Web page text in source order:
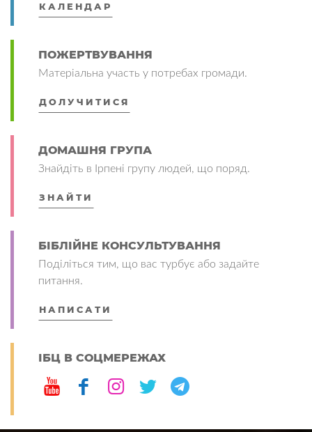
КАЛЕНДАР
ПОЖЕРТВУВАННЯ
Матеріальна участь у потребах громади.
ДОЛУЧИТИСЯ
ДОМАШНЯ ГРУПА
Знайдіть в Ірпені групу людей, що поряд.
ЗНАЙТИ
БІБЛІЙНЕ КОНСУЛЬТУВАННЯ
Поділіться тим, що вас турбує або задайте
питання.
НАПИСАТИ
ІБЦ В СОЦМЕРЕЖАХ